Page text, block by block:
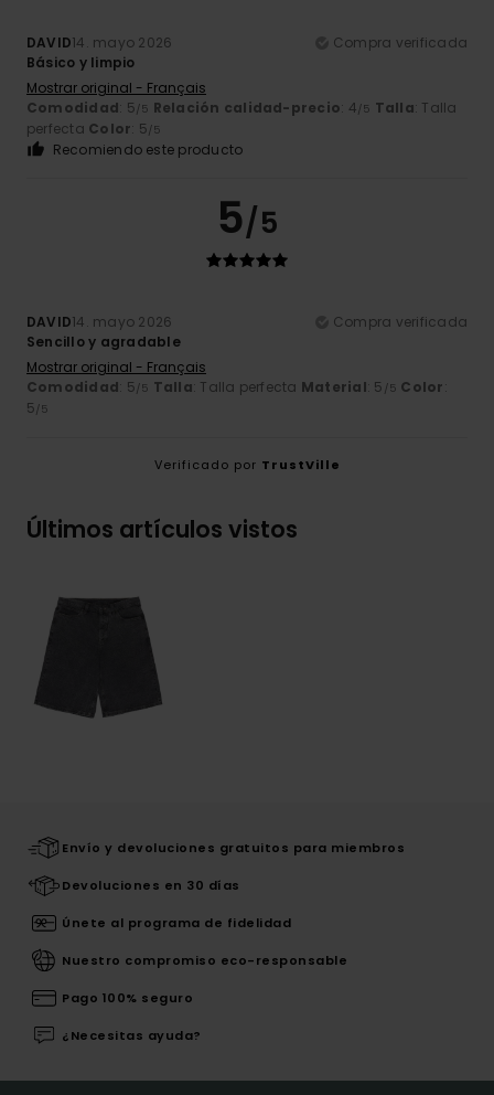
DAVID14. mayo 2026
Compra verificada
Básico y limpio
Mostrar original - Français
Comodidad: 5/5 Relación calidad-precio: 4/5 Talla: Talla
perfecta Color: 5/5
Recomiendo este producto
5/5
DAVID14. mayo 2026
Compra verificada
Sencillo y agradable
Mostrar original - Français
Comodidad: 5/5 Talla: Talla perfecta Material: 5 /5 Color:
5/5
Verificado por TrustVille
Últimos artículos vistos
Envío y devoluciones gratuitos para miembros
Devoluciones en 30 días
Únete al programa de fidelidad
Nuestro compromiso eco-responsable
Pago 100% seguro
¿Necesitas ayuda?